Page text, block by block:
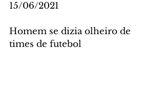
15/06/2021
Homem se dizia olheiro de
times de futebol